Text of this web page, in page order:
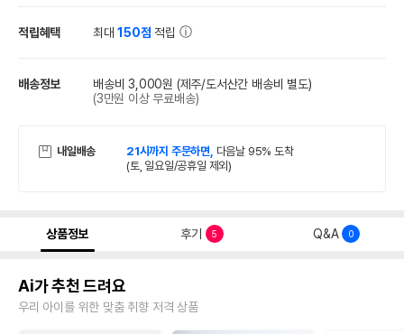
적립혜택 최대150점 적립
배송정보 배송비 3,000원 (제주/도서산간 배송비 별도)
(3만원 이상 무료배송)
내일배송 21시까지 주문하면, 다음날 95% 도착
(토, 일요일/공휴일 제외)
상품정보 후기 5 Q&A 0
Ai가 추천 드려요
우리 아이를 위한 맞춤 취향 저격 상품